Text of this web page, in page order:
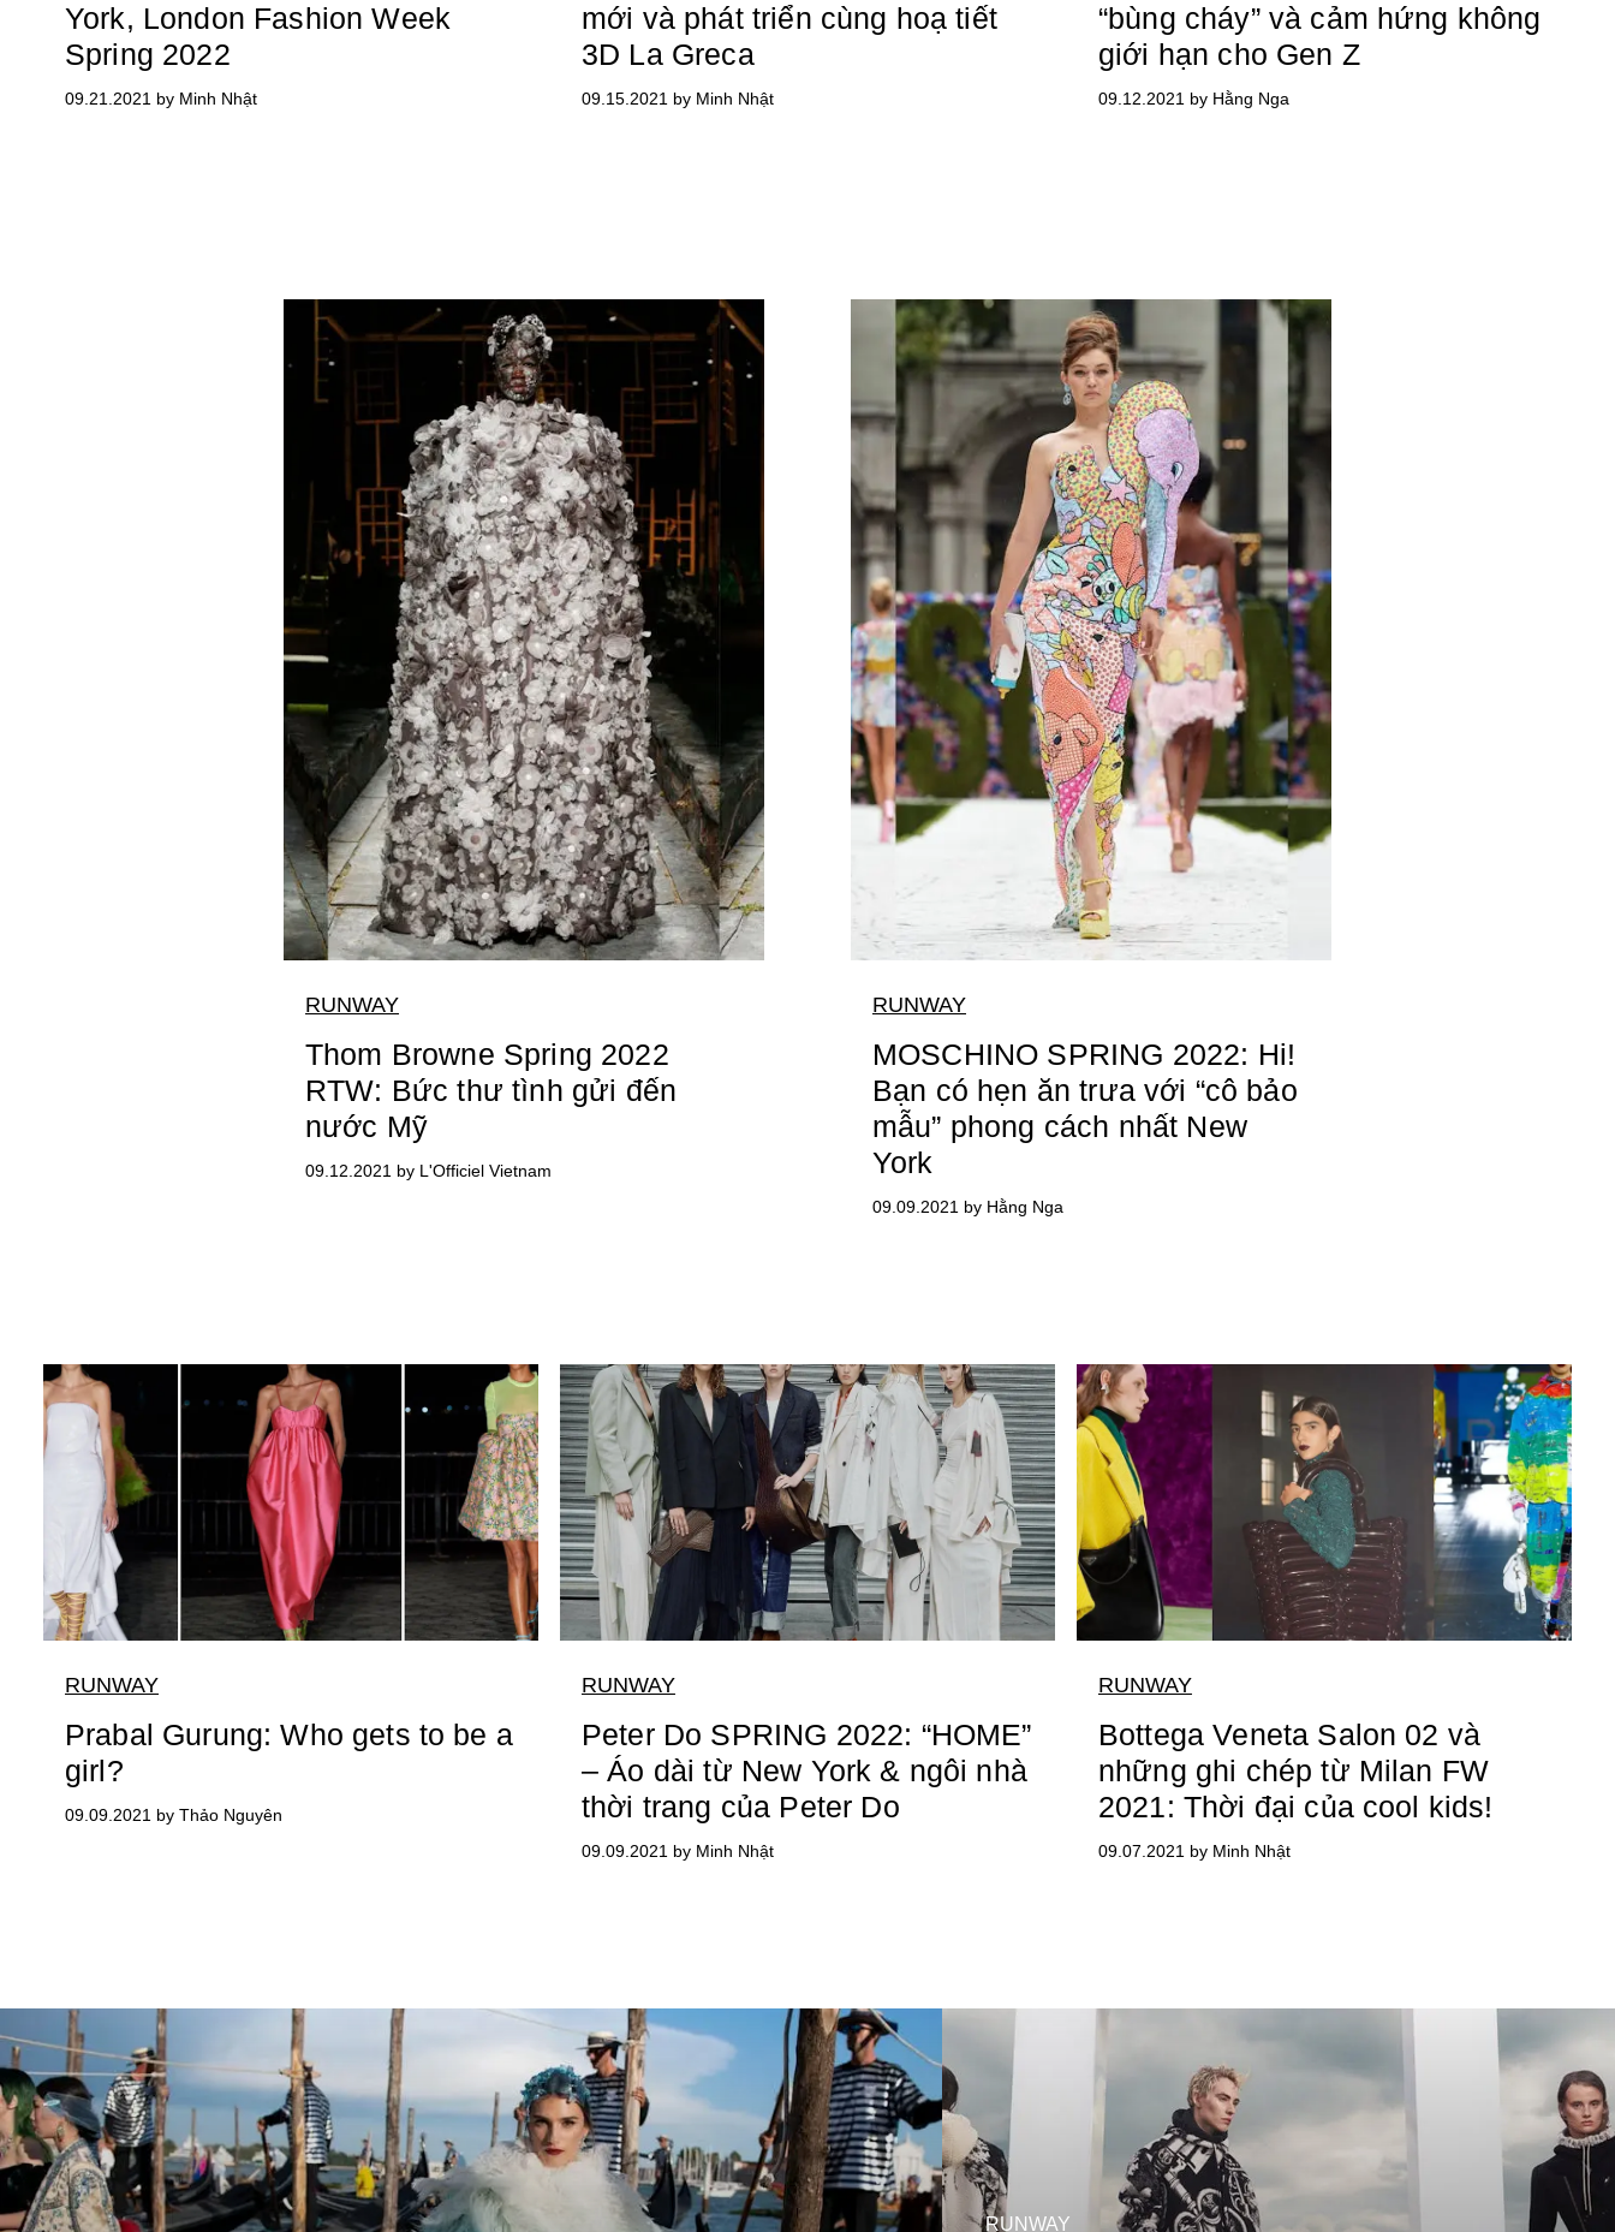
York, London Fashion Week
Spring 2022
09.21.2021 by Minh Nhật
mới và phát triển cùng hoạ tiết
3D La Greca
09.15.2021 by Minh Nhật
“bùng cháy” và cảm hứng không
giới hạn cho Gen Z
09.12.2021 by Hằng Nga
RUNWAY
Thom Browne Spring 2022
RTW: Bức thư tình gửi đến
nước Mỹ
09.12.2021 by L'Officiel Vietnam
RUNWAY
MOSCHINO SPRING 2022: Hi!
Bạn có hẹn ăn trưa với “cô bảo
mẫu” phong cách nhất New
York
09.09.2021 by Hằng Nga
RUNWAY
Prabal Gurung: Who gets to be a
girl?
09.09.2021 by Thảo Nguyên
RUNWAY
Peter Do SPRING 2022: “HOME”
– Áo dài từ New York & ngôi nhà
thời trang của Peter Do
09.09.2021 by Minh Nhật
RUNWAY
Bottega Veneta Salon 02 và
những ghi chép từ Milan FW
2021: Thời đại của cool kids!
09.07.2021 by Minh Nhật
RUNWAY